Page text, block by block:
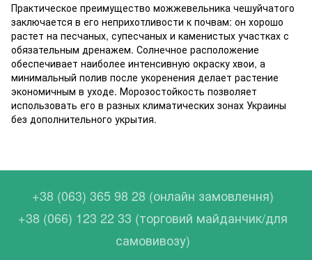
Практическое преимущество можжевельника чешуйчатого
заключается в его неприхотливости к почвам: он хорошо
растет на песчаных, супесчаных и каменистых участках с
обязательным дренажем. Солнечное расположение
обеспечивает наиболее интенсивную окраску хвои, а
минимальный полив после укоренения делает растение
экономичным в уходе. Морозостойкость позволяет
использовать его в разных климатических зонах Украины
без дополнительного укрытия.
+38 (063) 365 98 28 (онлайн замовлення)
+38 (066) 123 22 33 (торговий майданчик/для
самовивозу)